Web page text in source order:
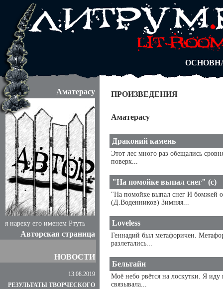
АВТОРЫ
БЛОГИ
АБИТУРА
Аматерасу
я нареку его именем Ртуть
Авторская страница
НОВОСТИ
13.08.2019
РЕЗУЛЬТАТЫ ТВОРЧЕСКОГО
ПРОИЗВЕДЕНИЯ
Аматерасу
Драконий камень
Этот лес много раз обещались
поверх...
"На помойке выпал снег" (с)
"На помойке выпал снег И бомжей
(Д.Воденников) Зимняя...
Loveless
Геннадий был метафоричен.
разлетались...
Бельтайн
Моё небо рвётся на лоскутки. Я иду
связывала...